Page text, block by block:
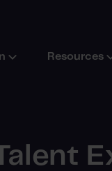
Resources